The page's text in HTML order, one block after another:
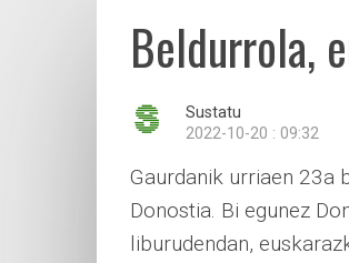
Beldurrola,
Sustatu
2022-10-20 : 09:32
Gaurdanik urriaen 23a
Donostia. Bi egunez
liburudendan,